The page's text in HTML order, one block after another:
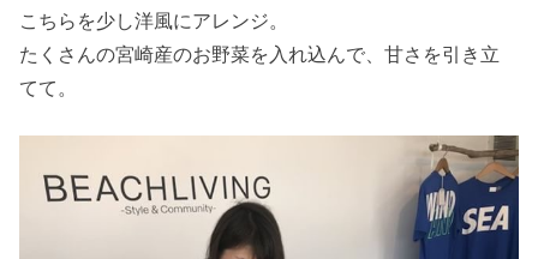
こちらを少し洋風にアレンジ。
たくさんの宮崎産のお野菜を入れ込んで、甘さを引き立
てて。